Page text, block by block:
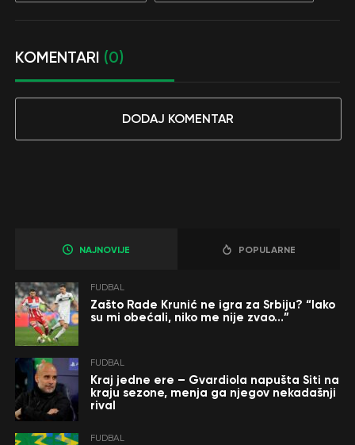
KOMENTARI (0)
DODAJ KOMENTAR
NAJNOVIJE POPULARNE
FUDBAL
Zašto Rade Krunić ne igra za Srbiju? “Iako
su mi obećali, niko me nije zvao…”
FUDBAL
Kraj jedne ere – Gvardiola napušta Siti na
kraju sezone, menja ga njegov nekadašnji
rival
FUDBAL